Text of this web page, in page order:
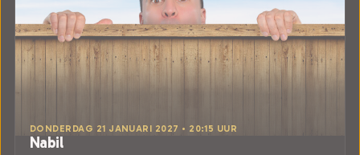
DONDERDAG 21 JANUARI 2027 • 20:15 UUR
Nabil